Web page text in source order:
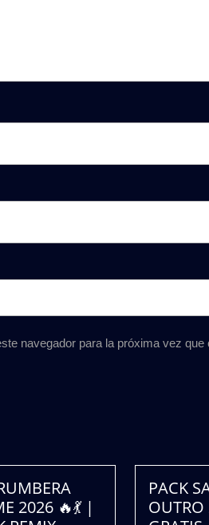
navegador para la próxima vez que
2026 🔥💃 |
PACK
OUTRO